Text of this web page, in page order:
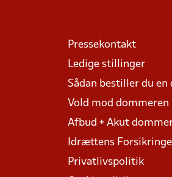
Pressekontakt
Ledige stillinger
Sådan bestiller du en
Vold mod dommeren
Afbud + Akut
Idrættens
Privatlivspolitik